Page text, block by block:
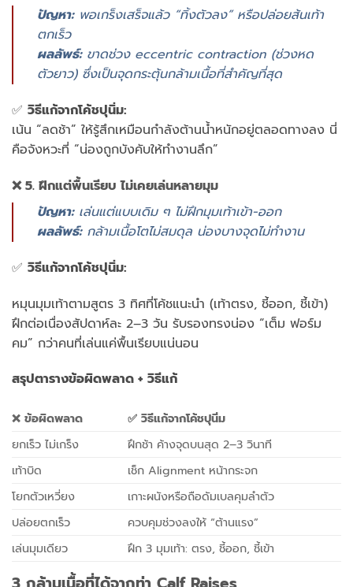
ปัญหา: พอเกร็งเสร็จแล้ว “ทิ้งตัวลง” หรือปล่อยส้นเท้า
ตกเร็ว
ผลลัพธ์: ขาดช่วง eccentric contraction (ช่วงหด
ตัวยาว) ซึ่งเป็นจุดกระตุ้นกล้ามเนื้อที่สำคัญที่สุด
✅ วิธีแก้จากโค้ชปุนิ่ม:
เน้น “ลดช้า” ให้รู้สึกเหมือนกำลังต้านน้ำหนักอยู่ตลอดทางลง นี่
คือจังหวะที่ “น่องถูกบังคับให้ทำงานลึก”
❌5. ฝึกแต่พื้นเรียบไม่เคยเล่นหลายมุม
ปัญหา: เล่นแต่แบบเดิม ๆ ไม่ฝึกมุมเท้าเข้า-ออก
ผลลัพธ์: กล้ามเนื้อโตไม่สมดุล น่องบางจุดไม่ทำงาน
✅ วิธีแก้จากโค้ชปุนิ่ม:
หมุนมุมเท้าตามสูตร 3 ทิศที่โค้ชแนะนำ (เท้าตรง, ชี้ออก, ชี้เข้า)
ฝึกต่อเนื่องสัปดาห์ละ 2–3 วัน รับรองทรงน่อง “เต็ม ฟอร์ม
คม” กว่าคนที่เล่นแค่พื้นเรียบแน่นอน
สรุปตารางข้อผิดพลาด + วิธีแก้
❌ ข้อผิดพลาด ✅ วิธีแก้จากโค้ชปุนิ่ม
ยกเร็ว ไม่เกร็ง
ฝึกช้า ค้างจุดบนสุด 2–3 วินาที
เท้าบิด
เช็ก Alignment หน้ากระจก
โยกตัวเหวี่ยง
เกาะผนังหรือถือดัมเบลคุมลำตัว
ปล่อยตกเร็ว
ควบคุมช่วงลงให้ “ต้านแรง”
เล่นมุมเดียว
ฝึก 3 มุมเท้า: ตรง, ชี้ออก, ชี้เข้า